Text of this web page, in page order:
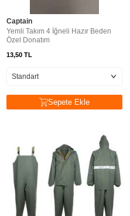
Captain
Yemli Takım 4 İğneli Hazır Beden
Özel Donatım
13,50 TL
Sepete Ekle